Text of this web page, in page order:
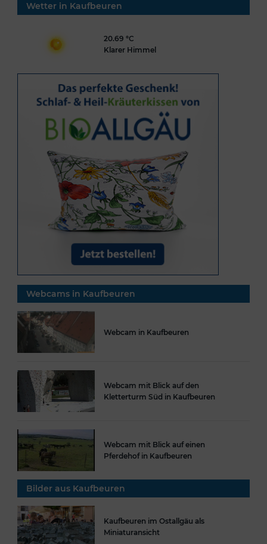
Wetter in Kaufbeuren
20.69 °C
Klarer Himmel
Webcams in Kaufbeuren
Webcam in Kaufbeuren
Webcam mit Blick auf den
Kletterturm Süd in Kaufbeuren
Webcam mit Blick auf einen
Pferdehof in Kaufbeuren
Bilder aus Kaufbeuren
Kaufbeuren im Ostallgäu als
Miniaturansicht